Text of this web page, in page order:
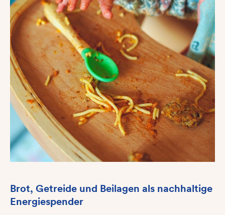
Brot, Getreide und Beilagen als nachhaltige
Energiespender